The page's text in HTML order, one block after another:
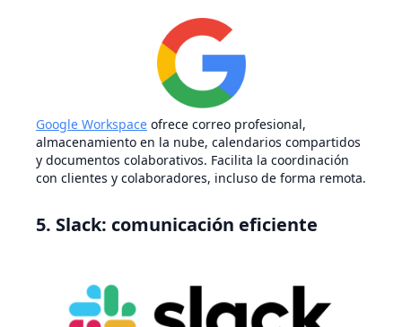
Google Workspace ofrece correo profesional,
almacenamiento en la nube, calendarios compartidos
y documentos colaborativos. Facilita la coordinación
con clientes y colaboradores, incluso de forma remota.
5. Slack: comunicación eficiente